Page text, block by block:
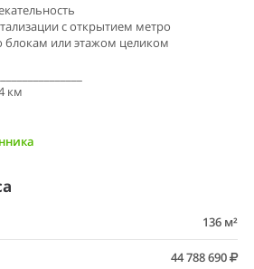
с открытием метро
блокам или этажом целиком
км
136 м²
44 788 690